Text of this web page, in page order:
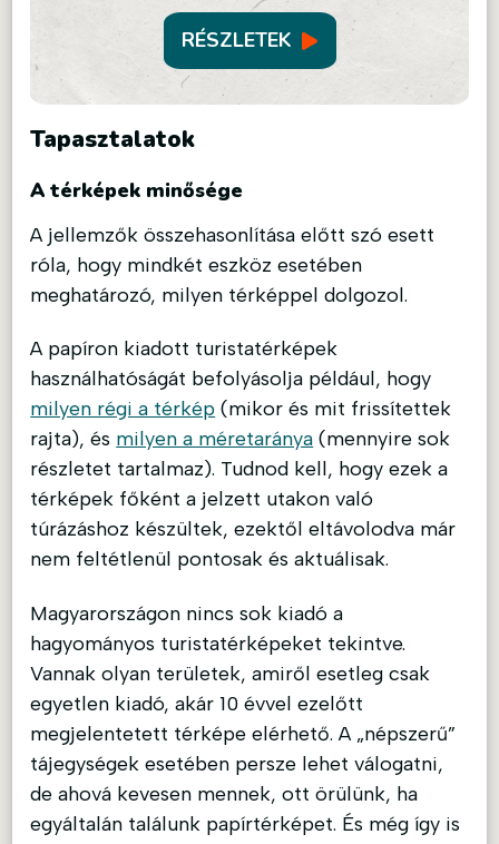
RÉSZLETEK
Tapasztalatok
A térképek minősége
A jellemzők összehasonlítása előtt szó esett
róla, hogy mindkét eszköz esetében
meghatározó, milyen térképpel dolgozol.
A papíron kiadott turistatérképek
használhatóságát befolyásolja például, hogy
milyen régi a térkép (mikor és mit frissítettek
rajta), és milyen a méretaránya (mennyire sok
részletet tartalmaz). Tudnod kell, hogy ezek a
térképek főként a jelzett utakon való
túrázáshoz készültek, ezektől eltávolodva már
nem feltétlenül pontosak és aktuálisak.
Magyarországon nincs sok kiadó a
hagyományos turistatérképeket tekintve.
Vannak olyan területek, amiről esetleg csak
egyetlen kiadó, akár 10 évvel ezelőtt
megjelentetett térképe elérhető. A „népszerű”
tájegységek esetében persze lehet válogatni,
de ahová kevesen mennek, ott örülünk, ha
egyáltalán találunk papírtérképet. És még így is